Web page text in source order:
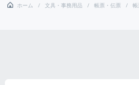
ホーム 文具・事務用品 帳票・伝票